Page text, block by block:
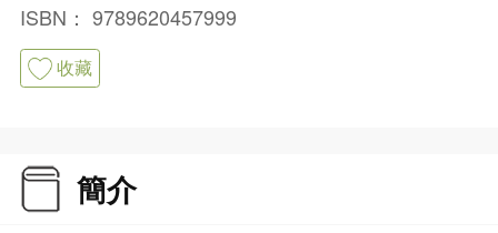
ISBN： 9789620457999
收藏
簡介